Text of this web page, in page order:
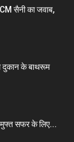
सैनी का जवाब,
दुकान के बाथरूम
मुफ्त सफर के लिए...